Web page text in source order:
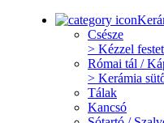
Csésze
> Kézzel
Római tál /
> Kerámia
Tálak
Kancsó